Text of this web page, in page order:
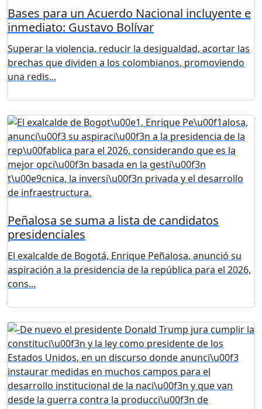
Bases para un Acuerdo Nacional incluyente e
inmediato: Gustavo Bolívar
Superar la violencia, reducir la desigualdad, acortar las
brechas que dividen a los colombianos, promoviendo
una redis...
Peñalosa se suma a lista de candidatos
presidenciales
El exalcalde de Bogotá, Enrique Peñalosa, anunció su
aspiración a la presidencia de la república para el 2026,
cons...